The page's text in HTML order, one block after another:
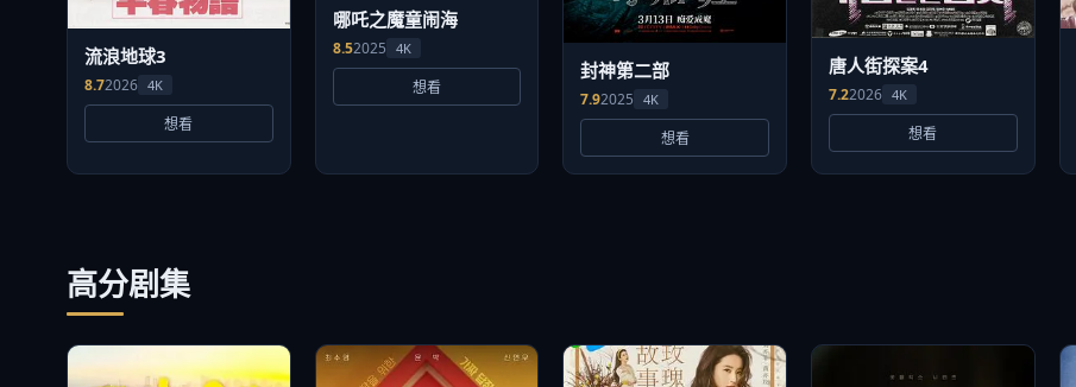
流浪地球3
8.72026 4K
想看
哪吒之魔童闹海
8.52025 4K
想看
封神第二部
7.92025 4K
想看
唐人街探案4
7.22026 4K
想看
高分剧集